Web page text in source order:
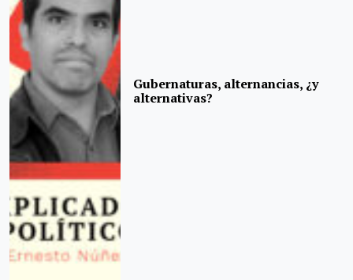
Gubernaturas, alternancias, ¿y
alternativas?